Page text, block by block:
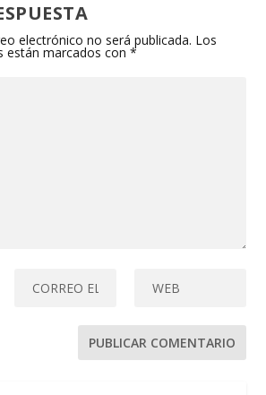
electrónico no será publicada. Los
están marcados con*